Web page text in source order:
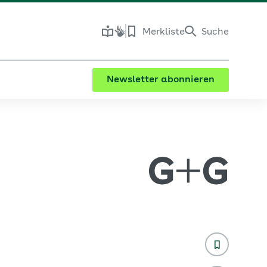
Merkliste Suche
Newsletter abonnieren